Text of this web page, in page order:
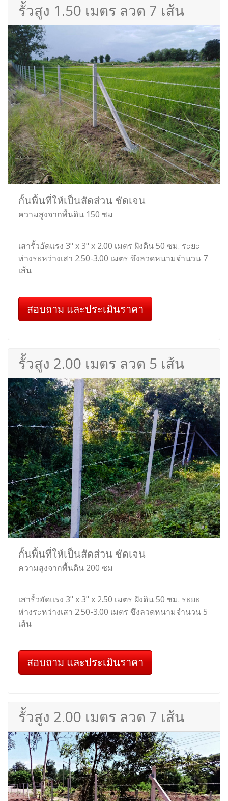
รั้วสูง 1.50 เมตร ลวด 7 เส้น
กั้นพื้นที่ให้เป็นสัดส่วน ชัดเจน
ความสูงจากพื้นดิน 150 ซม
เสารั้วอัดแรง 3" x 3" x 2.00 เมตร ฝังดิน 50 ซม. ระยะ
ห่างระหว่างเสา 2.50-3.00 เมตร ขึงลวดหนามจำนวน 7
เส้น
สอบถาม และประเมินราคา
รั้วสูง 2.00 เมตร ลวด 5 เส้น
กั้นพื้นที่ให้เป็นสัดส่วน ชัดเจน
ความสูงจากพื้นดิน 200 ซม
เสารั้วอัดแรง 3" x 3" x 2.50 เมตร ฝังดิน 50 ซม. ระยะ
ห่างระหว่างเสา 2.50-3.00 เมตร ขึงลวดหนามจำนวน 5
เส้น
สอบถาม และประเมินราคา
รั้วสูง 2.00 เมตร ลวด 7 เส้น